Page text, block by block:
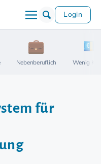
Login
Nebenberuflich Wenig
für